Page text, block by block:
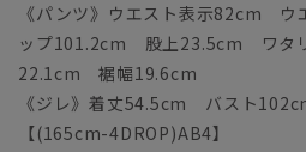
《パンツ》ウエスト表示82cm
ップ101.2cm 股上23.5cm ワタ
22.1cm 裾幅19.6cm
《ジレ》着丈54.5cm バスト
【(165cm-4DROP)AB4】